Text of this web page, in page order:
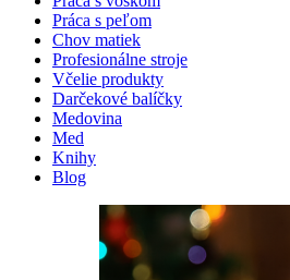
Práca s peľom
Chov matiek
Profesionálne stroje
Včelie produkty
Darčekové balíčky
Medovina
Med
Knihy
Blog